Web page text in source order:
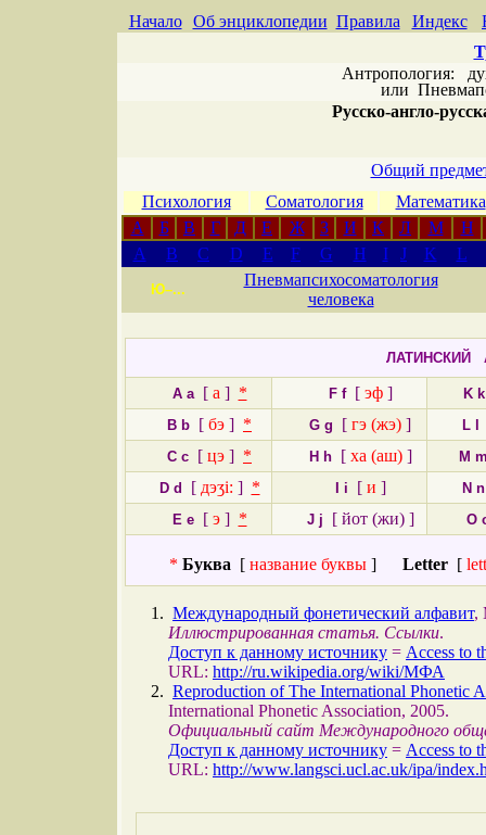
Начало Об энциклопедии Правила Индекс
Антропология:
или
Русско-англо-
Общий
Психология
Соматология
Математика
А
Б В Г Д Е Ж З И К Л М
Н
A
B C D E F G H I J K L
Ю–...
Пневмапсихосоматология
человека
ЛАТИНСКИЙ
A a [ а ] * F f [ эф]
K
B b [ бэ ] * G g [ гэ (жэ) ] L l
C c [ цэ ] * H h [ ха (аш)]
M
D d
[ дэʒi: ] * I i [ и ]
N
E e [ э] * J j [ йот (жи) ] O
* Буква [ название буквы ] Letter [
Международный фонетический алфавит,
Иллюстрированная статья. Ссылки.
Доступ к данному источнику = Access to
URL: http://ru.wikipedia.org/wiki/МФА
Reproduction of The International
International Phonetic Association, 2005.
Официальный сайт Международного
Доступ к данному источнику = Access to
URL: http://www.langsci.ucl.ac.uk/ipa/